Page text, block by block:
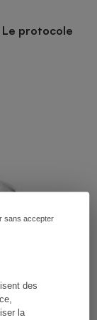
des
la
sans accepter
Le protocole